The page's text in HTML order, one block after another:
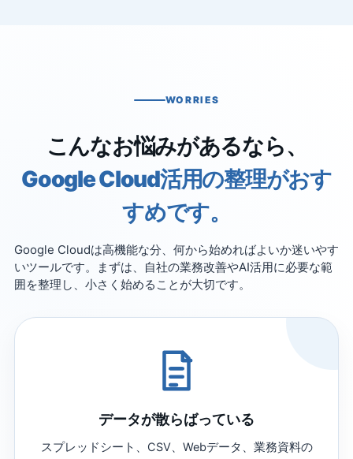
WORRIES
こんなお悩みがあるなら、
Google Cloud活用の整理がおす
すめです。
Google Cloudは高機能な分、何から始めればよいか迷いやす
いツールです。まずは、自社の業務改善やAI活用に必要な範
囲を整理し、小さく始めることが大切です。
データが散らばっている
スプレッドシート、CSV、Webデータ、業務資料の